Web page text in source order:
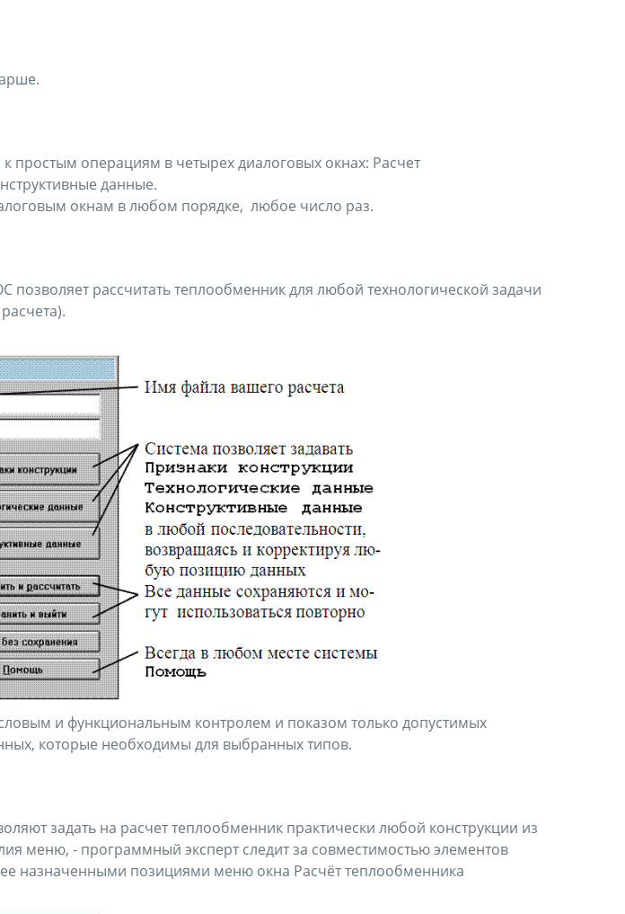
простым операциям в четырех диалоговых окнах: Расчет
данные.
окнам в любом порядке, любое число раз.
рассчитать теплообменник для любой технологической задачи
и функциональным контролем и показом только допустимых
которые необходимы для выбранных типов.
задать на расчет теплообменник практически любой конструкции из
меню, - программный эксперт следит за совместимостью элементов
назначенными позициями меню окна Расчёт теплообменника